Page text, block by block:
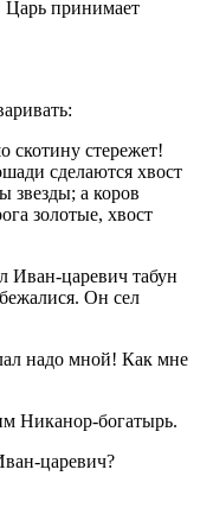
Царь принимает
стережет!
сделаются хвост
звезды; а коров
золотые, хвост
Иван-царевич табун
Он сел
надо мной! Как мне
Никанор-богатырь.
царевич?